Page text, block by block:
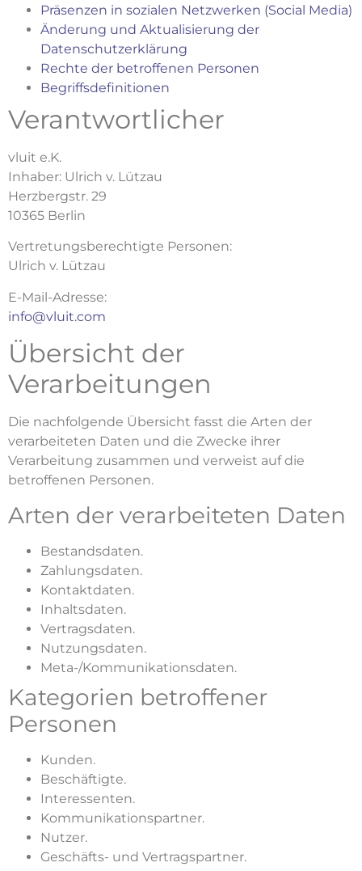
Präsenzen in sozialen Netzwerken (Social Media)
Änderung und Aktualisierung der
Datenschutzerklärung
Rechte der betroffenen Personen
Begriffsdefinitionen
Verantwortlicher
vluit e.K.
Inhaber: Ulrich v. Lützau
Herzbergstr. 29
10365 Berlin
Vertretungsberechtigte Personen:
Ulrich v. Lützau
E-Mail-Adresse:
info@vluit.com
Übersicht der
Verarbeitungen
Die nachfolgende Übersicht fasst die Arten der
verarbeiteten Daten und die Zwecke ihrer
Verarbeitung zusammen und verweist auf die
betroffenen Personen.
Arten der verarbeiteten Daten
Bestandsdaten.
Zahlungsdaten.
Kontaktdaten.
Inhaltsdaten.
Vertragsdaten.
Nutzungsdaten.
Meta-/Kommunikationsdaten.
Kategorien betroffener
Personen
Kunden.
Beschäftigte.
Interessenten.
Kommunikationspartner.
Nutzer.
Geschäfts- und Vertragspartner.